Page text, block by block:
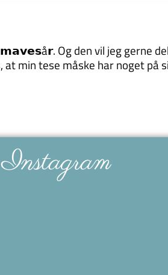
Og den vil jeg gerne dele
at min tese måske har noget